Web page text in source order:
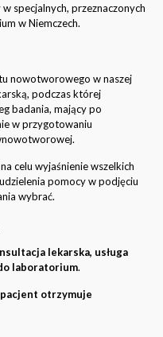
specjalnych, przeznaczonych
w Niemczech.
nowotworowego w naszej
podczas której
badania, mający po
w przygotowaniu
celu wyjaśnienie wszelkich
pomocy w podjęciu
wybrać.
lekarska, usługa
laboratorium.
otrzymuje